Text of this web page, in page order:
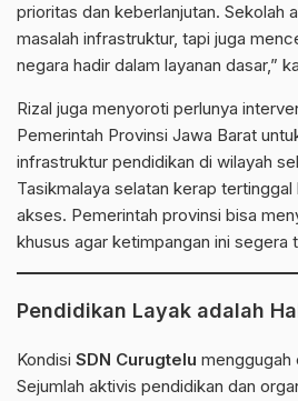
prioritas dan keberlanjutan. Sekolah
masalah infrastruktur, tapi juga
negara hadir dalam layanan dasar,”
Rizal juga menyoroti perlunya
Pemerintah Provinsi Jawa Barat
infrastruktur pendidikan di wilayah
Tasikmalaya selatan kerap
akses. Pemerintah provinsi bisa
khusus agar ketimpangan ini segera
Pendidikan Layak adalah
Kondisi SDN Curugtelu menggugah
Sejumlah aktivis pendidikan dan